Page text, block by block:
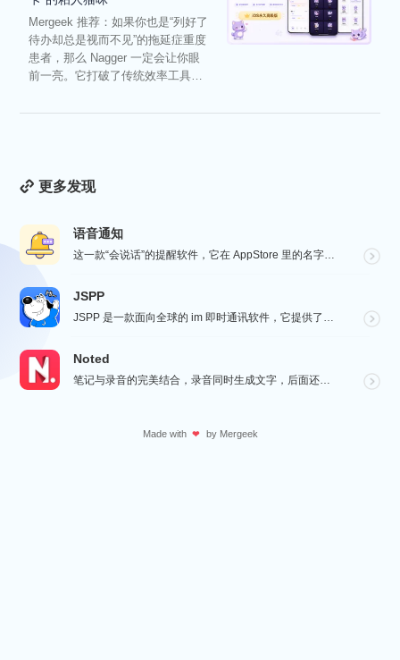
Mergeek 推荐：如果你也是“列好了
待办却总是视而不见”的拖延症重度
患者，那么 Nagger 一定会让你眼
前一亮。它打破了传统效率工具冰
更多发现
语音通知
这一款“会说话”的提醒软件，它在 AppStore 里的名字很直白，就叫做“语音通知”！因为它的核心...
JSPP
JSPP 是一款面向全球的 im 即时通讯软件，它提供了安全、稳定、高效的通讯服务，免费音视频通话，...
Noted
笔记与录音的完美结合，录音同时生成文字，后面还会记录下一个时间戳，可以凭着这个时间直接跳转重温，笔记...
Made with ❤ by Mergeek